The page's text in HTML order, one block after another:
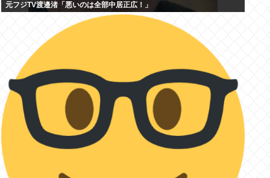
元フジTV渡邉渚「悪いのは全部中居正広！」